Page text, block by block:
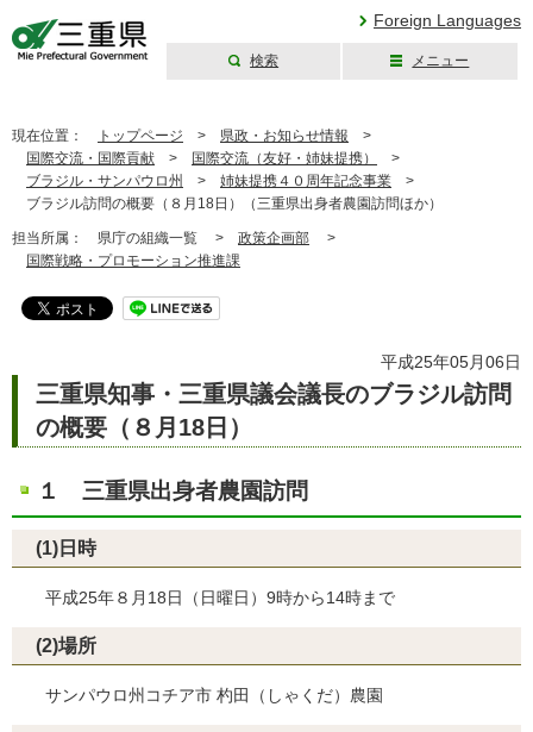
Foreign Languages
検索 メニュー
現在位置： トップページ > 県政・お知らせ情報 >
国際交流・国際貢献 > 国際交流（友好・姉妹提携）
>
ブラジル・サンパウロ州
> 姉妹提携４０周年記念事業 >
ブラジル訪問の概要（８月18日）（三重県出身者農園訪問ほか）
担当所属： 県庁の組織一覧 > 政策企画部 >
国際戦略・プロモーション推進課
平成25年05月06日
三重県知事・三重県議会議長のブラジル訪問
の概要（８月18日）
１ 三重県出身者農園訪問
(1)日時
平成25年８月18日（日曜日）9時から14時まで
(2)場所
サンパウロ州コチア市 杓田（しゃくだ）農園